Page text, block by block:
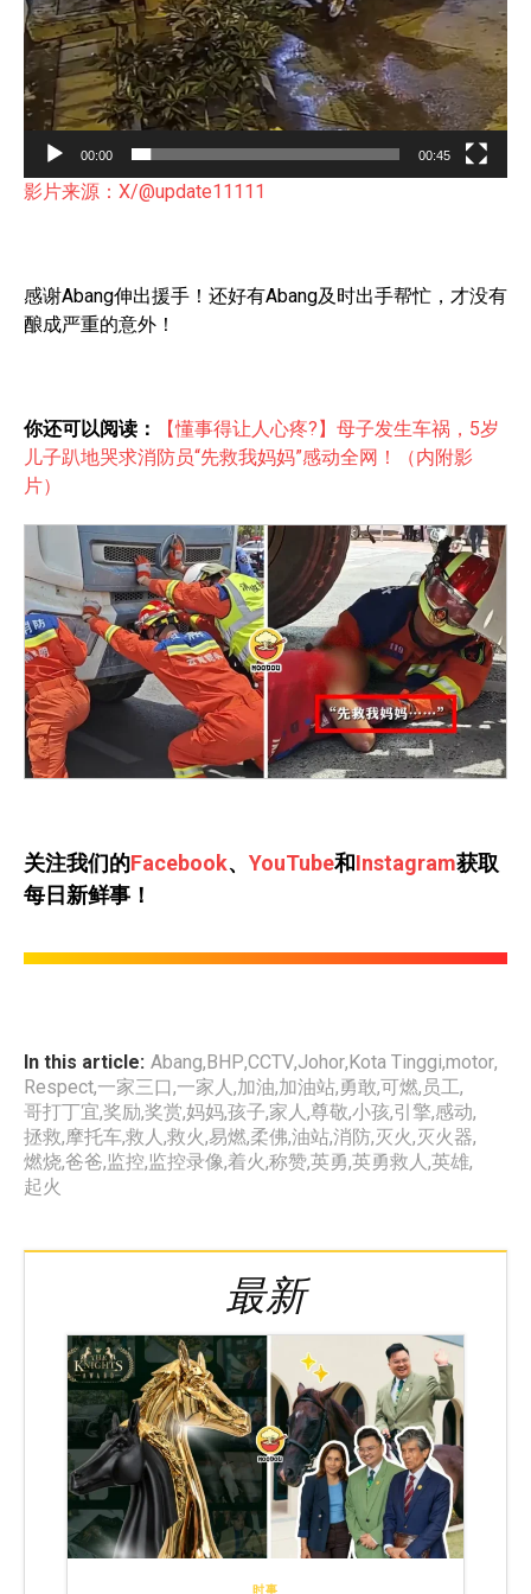
00:00 00:45
影片来源：X/@update11111
感谢Abang伸出援手！还好有Abang及时出手帮忙，才没有
酿成严重的意外！
你还可以阅读：
【懂事得让人心疼?】母子发生车祸，5岁
儿子趴地哭求消防员“先救我妈妈”感动全网！（内附影
片）
关注我们的Facebook、 YouTube和Instagram获取
每日新鲜事！
In this article: Abang, BHP,CCTV,Johor, Kota Tinggi,motor,
Respect,一家三口,一家人,加油,加油站,勇敢,可燃, 员工,
哥打丁宜,奖励,奖赏,妈妈,孩子,家人,尊敬,小孩,引擎,感动,
拯救,摩托车,救人,救火,易燃,柔佛,油站,消防,灭火,灭火器,
燃烧,爸爸,监控,监控录像,着火,称赞,英勇,英勇救人,英雄,
起火
最新
时事